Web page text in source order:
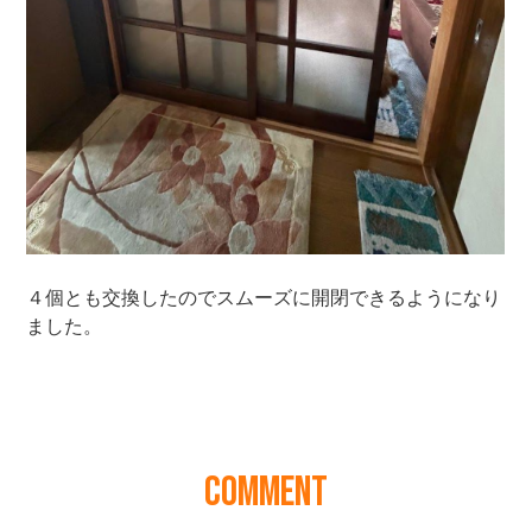
COMMENT